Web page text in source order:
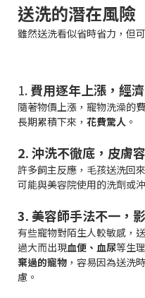
送洗的潛在風險
雖然送洗看似省時省力，但
1.費用逐年上漲，經
隨著物價上漲，寵物洗澡的
長期累積下來， 花費驚人 。
2. 沖洗不徹底，皮膚
許多飼主反應，毛孩送洗回
可能與美容院使用的洗劑或
3. 美容師手法不一，
有些寵物對陌生人較敏感，
過大而出現血便、血尿等生
棄過的寵物 ，容易因為送洗
慮。